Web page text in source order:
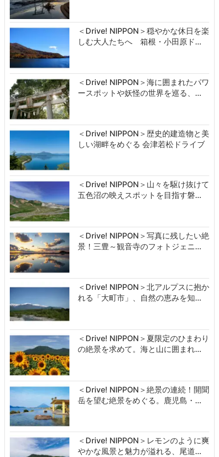
＜Drive! NIPPON＞穏やかな休日を楽
しむ大人たちへ 箱根・小田原ド…
＜Drive! NIPPON＞海に囲まれたパワ
ースポットや妖怪の世界を巡る、…
＜Drive! NIPPON＞歴史的建造物と美
しい湖畔をめぐる 会津若松ドライブ
＜Drive! NIPPON＞山々を駆け抜けて
五色沼の映えスポットを目指す磐…
＜Drive! NIPPON＞写真に残したい絶
景！三豊～観音寺のフォトジェニ…
＜Drive! NIPPON＞北アルプスに抱か
れる「大町市」、自然の恵みを知…
＜Drive! NIPPON＞夏限定のひまわり
の絶景を求めて。海と山に囲まれ…
＜Drive! NIPPON＞絶景の連続！開聞
岳を望む絶景をめぐる。鹿児島・…
＜Drive! NIPPON＞レモンのように爽
やかな風景と魅力が溢れる、尾道…